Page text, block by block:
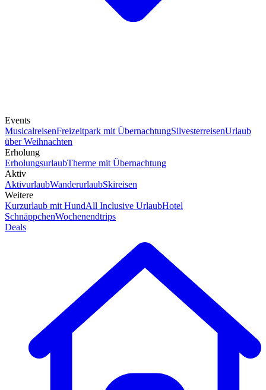
Events
MusicalreisenFreizeitpark mit ÜbernachtungSilvesterreisenUrlaub
über Weihnachten
Erholung
ErholungsurlaubTherme mit Übernachtung
Aktiv
AktivurlaubWanderurlaubSkireisen
Weitere
Kurzurlaub mit HundAll Inclusive UrlaubHotel
SchnäppchenWochenendtrips
Deals